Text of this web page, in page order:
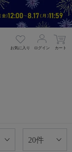
お気に入り ログイン カート